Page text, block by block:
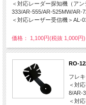
＜対応レーダー探知機（ア
333/AR-555/AR-525MW/AR-
＜対応レーザー受信機＞AL-
価格： 1,100円(税抜 1,000円)
RO-
フレ
＜対
8/AR-
＜対